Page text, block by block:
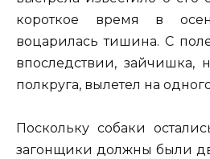
короткое время в
воцарилась тишина. С
впоследствии, зайчишка,
полкруга, вылетел на
Поскольку собаки
загонщики должны были